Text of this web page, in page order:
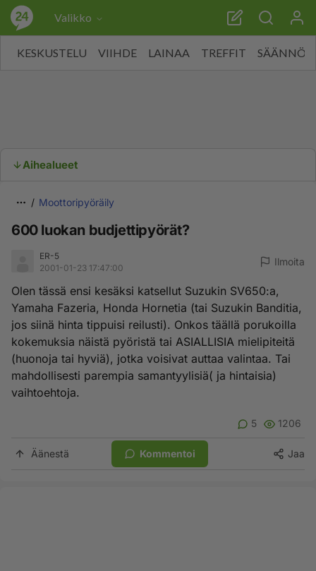
Valikko
KESKUSTELU VIIHDE LAINAA TREFFIT SÄÄNNÖT
Aihealueet
Moottoripyöräily
600 luokan budjettipyörät?
ER-5
2001-01-23 17:47:00
Ilmoita
Olen tässä ensi kesäksi katsellut Suzukin SV650:a,
Yamaha Fazeria, Honda Hornetia (tai Suzukin Banditia,
jos siinä hinta tippuisi reilusti). Onkos täällä porukoilla
kokemuksia näistä pyöristä tai ASIALLISIA mielipiteitä
(huonoja tai hyviä), jotka voisivat auttaa valintaa. Tai
mahdollisesti parempia samantyylisiä( ja hintaisia)
vaihtoehtoja.
5 1206
Äänestä Kommentoi Jaa